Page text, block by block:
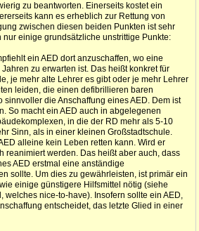
zu beantworten. Einerseits kostet ein
kann es erheblich zur Rettung von
zwischen diesen beiden Punkten ist sehr
einige grundsätzliche unstrittige Punkte:
ein AED dort anzuschaffen, wo eine
zu erwarten ist. Das heißt konkret für
je mehr alte Lehrer es gibt oder je mehr Lehrer
leiden, die einen defibrillieren baren
sinnvoller die Anschaffung eines AED. Dem ist
So macht ein AED auch in abgelegenen
in die der RD mehr als 5-10
Sinn, als in einer kleinen Großstadtschule.
alleine kein Leben retten kann. Wird er
reanimiert werden. Das heißt aber auch, dass
AED erstmal eine anständige
sollte. Um dies zu gewährleisten, ist primär ein
einige günstigere Hilfsmittel nötig (siehe
welches nice-to-have). Insofern sollte ein AED,
entscheidet, das letzte Glied in einer